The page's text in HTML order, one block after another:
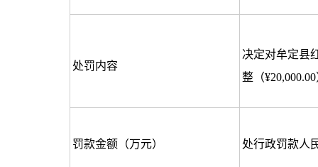
处罚内容
决定对牟定县
整（
罚款金额（万元） 处行政罚款人